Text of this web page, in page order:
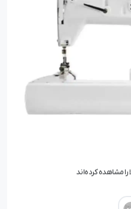
را مشاهده کرده‌اند